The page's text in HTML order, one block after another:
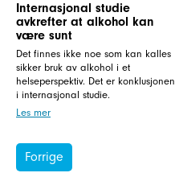
Internasjonal studie
avkrefter at alkohol kan
være sunt
Det finnes ikke noe som kan kalles
sikker bruk av alkohol i et
helseperspektiv. Det er konklusjonen
i internasjonal studie.
Les mer
Forrige